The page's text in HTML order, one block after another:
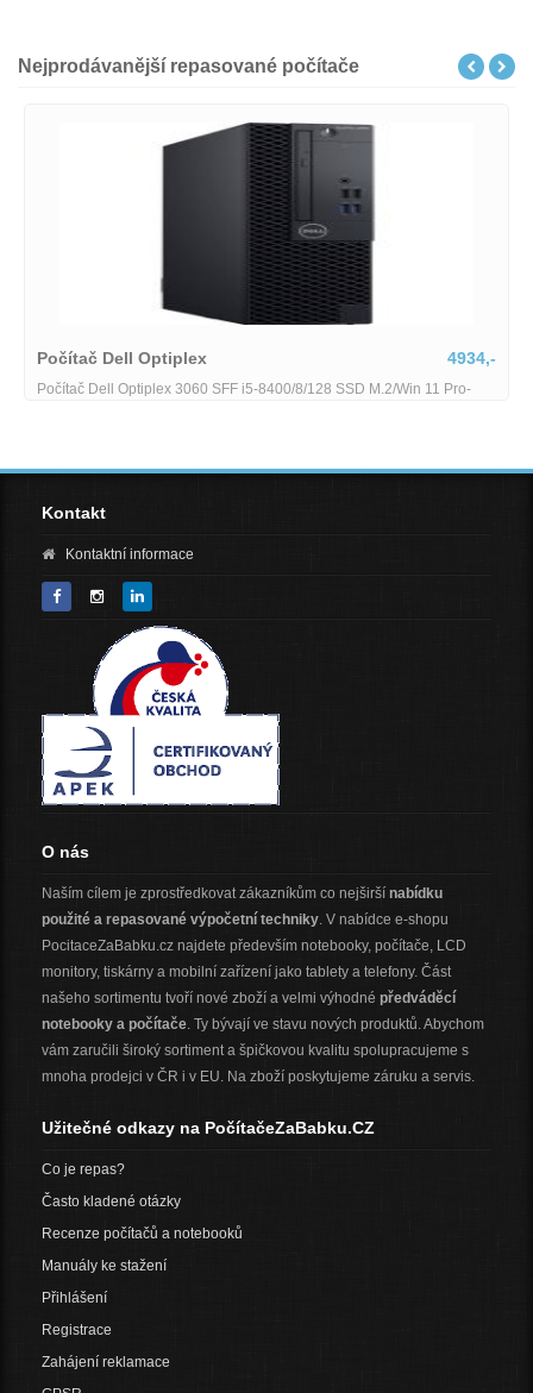
Nejprodávanější repasované počítače
Počítač Dell Optiplex 4934,-
Počítač Dell Optiplex 3060 SFF i5-8400/8/128 SSD M.2/Win 11 Pro-
Kontakt
Kontaktní informace
O nás
Naším cílem je zprostředkovat zákazníkům co nejširší nabídku
použité a repasované výpočetní techniky. V nabídce e-shopu
PocitaceZaBabku.cz najdete především notebooky, počítače, LCD
monitory, tiskárny a mobilní zařízení jako tablety a telefony. Část
našeho sortimentu tvoří nové zboží a velmi výhodné předváděcí
notebooky a počítače. Ty bývají ve stavu nových produktů. Abychom
vám zaručili široký sortiment a špičkovou kvalitu spolupracujeme s
mnoha prodejci v ČR i v EU. Na zboží poskytujeme záruku a servis.
Užitečné odkazy na PočítačeZaBabku.CZ
Co je repas?
Často kladené otázky
Recenze počítačů a notebooků
Manuály ke stažení
Přihlášení
Registrace
Zahájení reklamace